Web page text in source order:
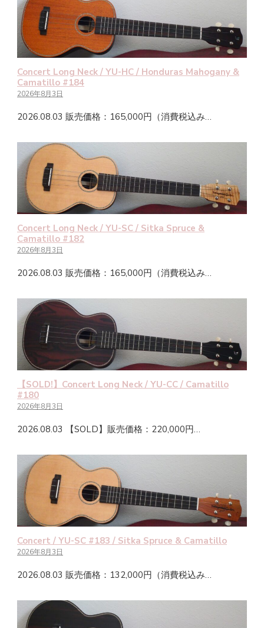
Concert Long Neck / YU-HC / Honduras Mahogany &
Camatillo #184
2026年8月3日
2026.08.03 販売価格：165,000円（消費税込み…
Concert Long Neck / YU-SC / Sitka Spruce &
Camatillo #182
2026年8月3日
2026.08.03 販売価格：165,000円（消費税込み…
【SOLD!】Concert Long Neck / YU-CC / Camatillo
#180
2026年8月3日
2026.08.03 【SOLD】販売価格：220,000円…
Concert / YU-SC #183 / Sitka Spruce & Camatillo
2026年8月3日
2026.08.03 販売価格：132,000円（消費税込み…